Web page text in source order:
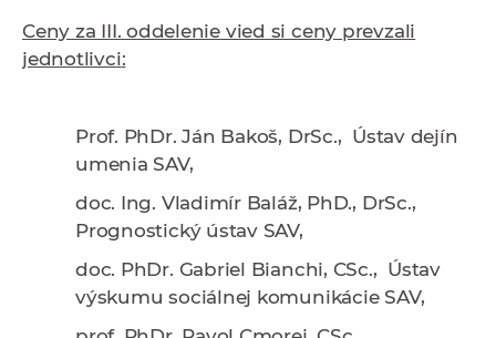
Ceny za III. oddelenie vied si ceny prevzali
jednotlivci:
Prof. PhDr. Ján Bakoš, DrSc., Ústav dejín
umenia SAV,
doc. Ing. Vladimír Baláž, PhD., DrSc.,
Prognostický ústav SAV,
doc. PhDr. Gabriel Bianchi, CSc., Ústav
výskumu sociálnej komunikácie SAV,